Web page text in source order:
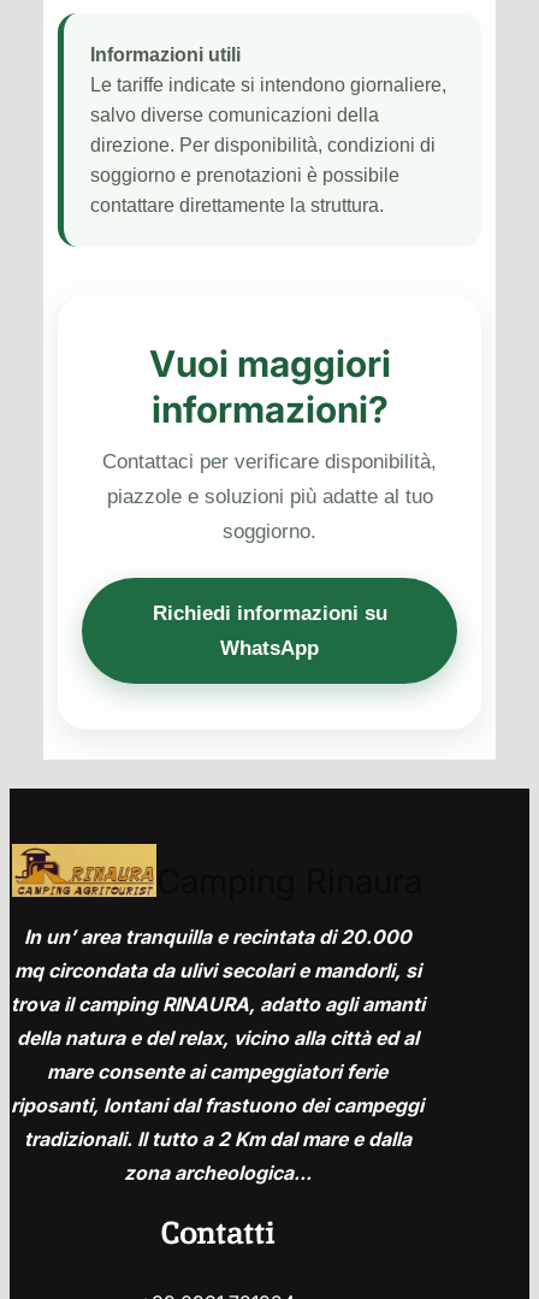
Informazioni utili
Le tariffe indicate si intendono giornaliere,
salvo diverse comunicazioni della
direzione. Per disponibilità, condizioni di
soggiorno e prenotazioni è possibile
contattare direttamente la struttura.
Vuoi maggiori
informazioni?
Contattaci per verificare disponibilità,
piazzole e soluzioni più adatte al tuo
soggiorno.
Richiedi informazioni su
WhatsApp
In un’ area tranquilla e recintata di 20.000
mq circondata da ulivi secolari e mandorli, si
trova il camping RINAURA, adatto agli amanti
della natura e del relax, vicino alla città ed al
mare consente ai campeggiatori ferie
riposanti, lontani dal frastuono dei campeggi
tradizionali. Il tutto a 2 Km dal mare e dalla
zona archeologica…
Contatti